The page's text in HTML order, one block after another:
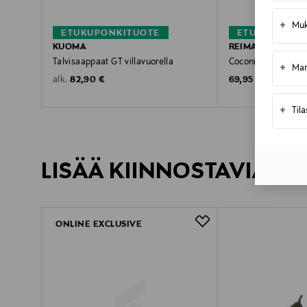
+
+
+
ETUKUPONKITUOTE
KUOMA
Talvisaappaat GT villavuorella
alk. Original Price
82,90 €
REIMA
Coconi-
Original Price
69,95 €
LISÄÄ KIINNOSTAVIA
ONLINE EXCLUSIVE